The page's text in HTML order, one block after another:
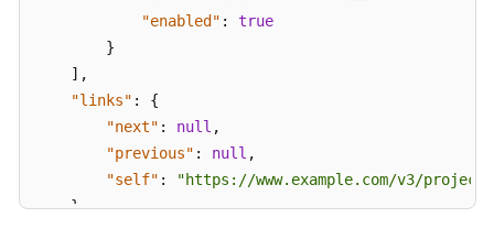
参
"enabled" :
true
}
] ,
"links" :
{
"next" : null ,
"previous" : null ,
"self" :
"https://www.example.com/v3/
}